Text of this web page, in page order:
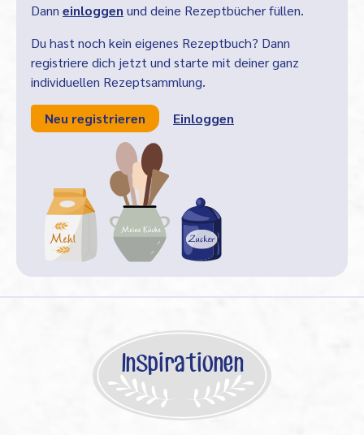
Dann einloggen und deine Rezeptbücher füllen.
Du hast noch kein eigenes Rezeptbuch? Dann
registriere dich jetzt und starte mit deiner ganz
individuellen Rezeptsammlung.
Neu registrieren Einloggen
Inspirationen